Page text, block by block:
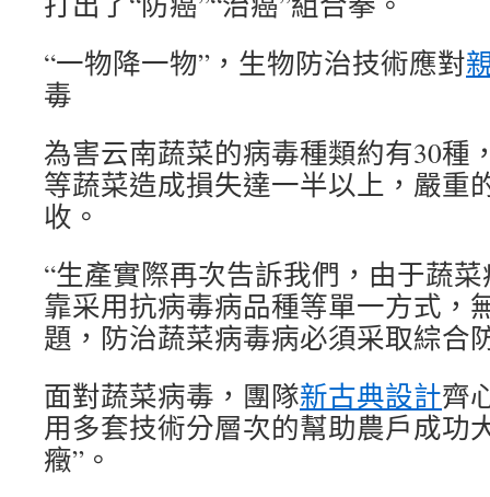
“一物降一物”，生物防治技術應對
毒
為害云南蔬菜的病毒種類約有30種
等蔬菜造成損失達一半以上，嚴重
收。
“生產實際再次告訴我們，由于蔬
靠采用抗病毒病品種等單一方式，
題，防治蔬菜病毒病必須采取綜合
面對蔬菜病毒，團隊新古典設計齊
用多套技術分層次的幫助農戶成功
癥”。